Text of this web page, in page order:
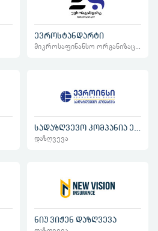
ევროსტანდარტი
მიკროსაფინანსო ორგანიზაციები
დაზღვევა
ნიუ ვიჟენ დაზღვევა